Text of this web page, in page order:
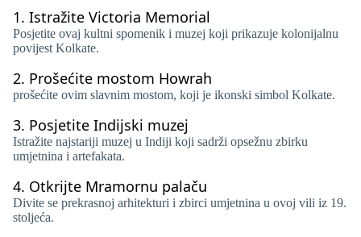
1. Istražite Victoria Memorial
Posjetite ovaj kultni spomenik i muzej koji prikazuje kolonijalnu
povijest Kolkate.
2. Prošećite mostom Howrah
prošećite ovim slavnim mostom, koji je ikonski simbol Kolkate.
3. Posjetite Indijski muzej
Istražite najstariji muzej u Indiji koji sadrži opsežnu zbirku
umjetnina i artefakata.
4. Otkrijte Mramornu palaču
Divite se prekrasnoj arhitekturi i zbirci umjetnina u ovoj vili iz 19.
stoljeća.